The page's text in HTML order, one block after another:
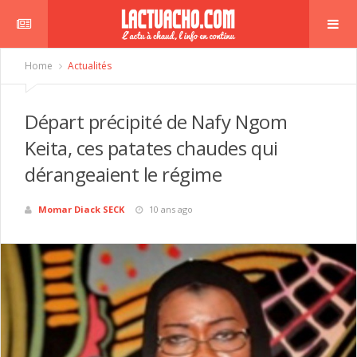
Home Actualités
Départ précipité de Nafy Ngom
Keita, ces patates chaudes qui
dérangeaient le régime
Momar Diack SECK 10 ans ago